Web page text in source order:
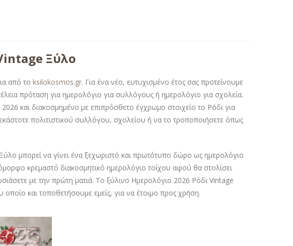
Ξύλο
από το ksilokosmos.gr. Για ένα νέο, ευτυχισμένο έτος σας προτείνουμε
πρόταση για ημερολόγιο για συλλόγους ή ημερολόγιο για σχολεία.
και διακοσμημένο με επιπρόσθετο έγχρωμο στοιχείο το Ρόδι για
πολιτιστικού συλλόγου, σχολείου ή να το τροποποιήσετε όπως
μπορεί να γίνει ένα ξεχωριστό και πρωτότυπο δώρο ως ημερολόγιο
κρεμαστό διακοσμητικό ημερολόγιο τοίχου αφού θα στολίσει
με την πρώτη ματιά. Το ξύλινο Ημερολόγιο 2026 Ρόδι Vintage
και τοποθετήσουμε εμείς, για να έτοιμο προς χρήση.